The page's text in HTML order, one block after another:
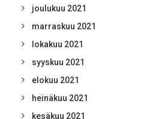
joulukuu 2021
marraskuu 2021
lokakuu 2021
syyskuu 2021
elokuu 2021
heinäkuu 2021
kesäkuu 2021